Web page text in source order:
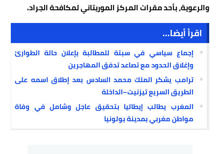
والرعوية، بأحد مقرات المركز الموريتاني لمكافحة الجراد.
اقرأ أيضا...
إجماع سياسي في سبتة للمطالبة بإعلان حالة الطوارئ
وإغلاق الحدود مع تصاعد تدفق المهاجرين
ترامب يشكر الملك محمد السادس بعد إطلاق اسمه على
الطريق السريع تيزنيت–الداخلة
المغرب يطالب إيطاليا بتحقيق عاجل وشامل في وفاة
مواطن مغربي بمدينة بولونيا